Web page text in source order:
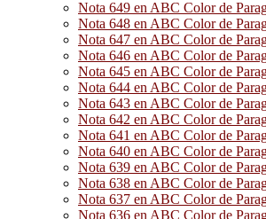
Nota 649 en ABC Color de
Nota 648 en ABC Color de
Nota 647 en ABC Color de
Nota 646 en ABC Color de
Nota 645 en ABC Color de
Nota 644 en ABC Color de
Nota 643 en ABC Color de
Nota 642 en ABC Color de
Nota 641 en ABC Color de
Nota 640 en ABC Color de
Nota 639 en ABC Color de
Nota 638 en ABC Color de
Nota 637 en ABC Color de
Nota 636 en ABC Color de